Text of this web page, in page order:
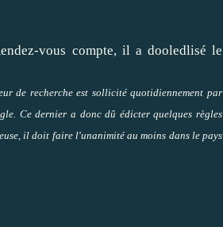
vous compte, il a dooledlisé le
de recherche est sollicité quotidiennement par
Ce dernier a donc dû édicter quelques règles
il doit faire l'unanimité au moins dans le pays